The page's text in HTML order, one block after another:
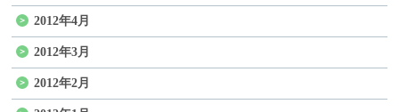
2012年4月
2012年3月
2012年2月